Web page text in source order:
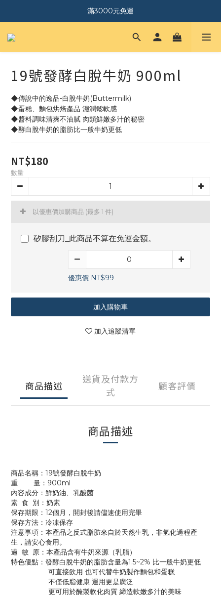
｜加入會員．送$150購物金｜
滿3000元免運
｜加入會員．送$150購物金｜
19號發酵白脫牛奶 900ml
◆傳說中的逸品-白脫牛奶(Buttermilk)
◆蛋糕、麵包烘焙產品 濕潤鬆軟感
◆醬料調味清爽不油膩 肉類鮮嫩多汁的秘密
◆酵白脫牛奶的脂肪比一般牛奶更低
NT$180
數量
以優惠價加購商品 (最多 1 件)
矽膠刮刀_此商品不算在免運金額。
優惠價 NT$99
加入購物車
加入追蹤清單
商品描述
送貨及付款方
式
顧客評價
商品描述
商品名稱：19號發酵白脫牛奶
重 量：900ml
內容成分：鮮奶油、乳酸菌
素 食 別：奶素
保存期限：12個月，開封後請儘速使用完畢
保存方法：冷凍保存
注意事項：本產品之反式脂肪來自於天然生乳，非氫化過程產
生，請安心食用。
過 敏 原：本產品含有牛奶來源（乳脂）
特色優點：發酵白脫牛奶的脂肪含量為1.5~2% 比一般牛奶更低
可直接飲用 也可代替牛奶製作麵包和蛋糕
不僅低脂健康 運用更是廣泛
更可用於醃製軟化肉質 締造軟嫩多汁的美味